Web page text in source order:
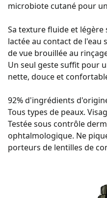
microbiote cutané pour
Sa texture fluide et
lactée au contact de l'eau
de vue brouillée au
Un seul geste suffit pour
nette, douce et
92% d'ingrédients
Tous types de peaux.
Testée sous contrôle
ophtalmologique. Ne
porteurs de lentilles de